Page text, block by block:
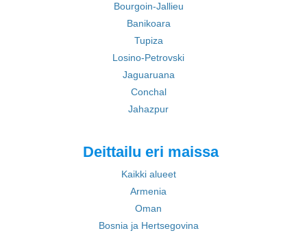
Bourgoin-Jallieu
Banikoara
Tupiza
Losino-Petrovski
Jaguaruana
Conchal
Jahazpur
Deittailu eri maissa
Kaikki alueet
Armenia
Oman
Bosnia ja Hertsegovina